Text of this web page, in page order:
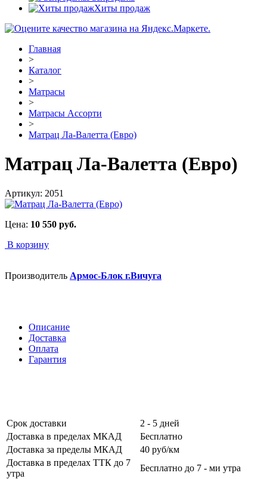
Хиты продаж
Главная
>
Каталог
>
Матрасы
>
Матрасы Ассорти
>
Матрац Ла-Валетта (Евро)
Матрац Ла-Валетта (Евро)
Артикул: 2051
Цена: 10 550 руб.
В корзину
Производитель Армос-Блок г.Вичуга
Описание
Доставка
Оплата
Гарантия
Срок доставки
2 - 5 дней
Доставка в пределах МКАД
Бесплатно
Доставка за пределы МКАД
40 руб/км
Доставка в пределах ТТК до 7
утра
Бесплатно до 7 - ми утра